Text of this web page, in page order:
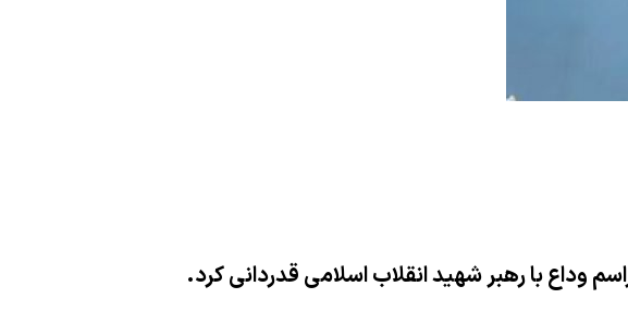
وداع با رهبر شهید انقلاب اسلامی قدردانی کرد.